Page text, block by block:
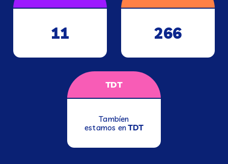
11 266
TDT
Tambíen
estamos enTDT